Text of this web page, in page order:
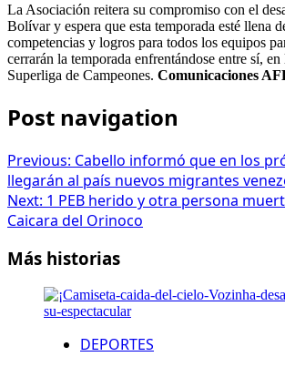
La Asociación reitera su compromiso con el
Bolívar y espera que esta temporada esté llena
competencias y logros para todos los equipos
cerrarán la temporada enfrentándose entre sí, en
Superliga de Campeones. Comunicaciones
Post navigation
Previous: Cabello informó que en los
llegarán al país nuevos migrantes
Next: 1 PEB herido y otra persona
Caicara del Orinoco
Más historias
DEPORTES